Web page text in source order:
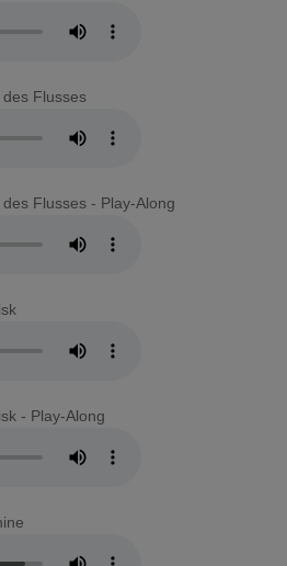
Flusses
Flusses - Play-Along
- Play-Along